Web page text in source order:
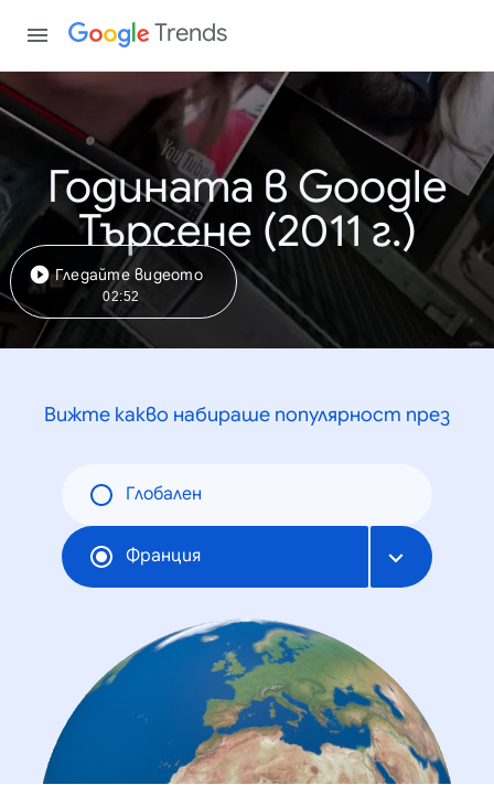
Trends
Годината в Google
Търсене (2011 г.)
Гледайте видеото
02:52
Вижте какво набираше популярност през
Глобален
Франция